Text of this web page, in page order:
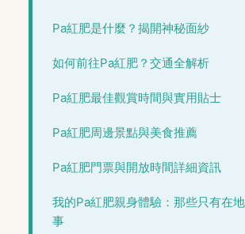
Pa紅肥是什麼？揭開神秘面紗
如何前往Pa紅肥？交通全解析
Pa紅肥最佳觀賞時間與實用貼士
Pa紅肥周邊景點與美食推薦
Pa紅肥門票與開放時間詳細資訊
我的Pa紅肥親身體驗：那些只有在
事